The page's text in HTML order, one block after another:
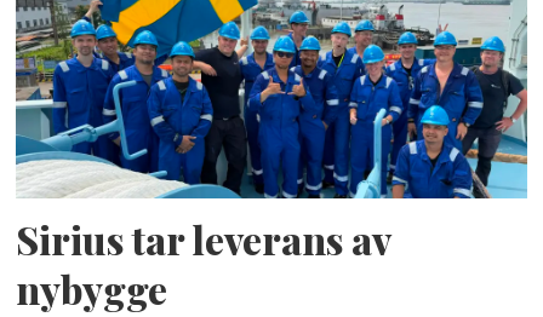
Sirius tar leverans av
nybygge